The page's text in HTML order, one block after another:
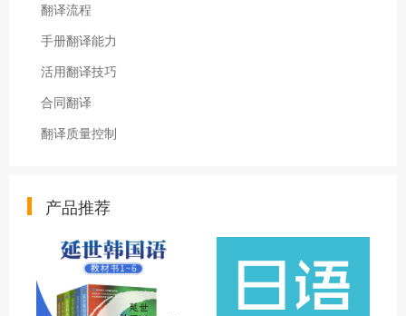
翻译流程
手册翻译能力
活用翻译技巧
合同翻译
翻译质量控制
产品推荐